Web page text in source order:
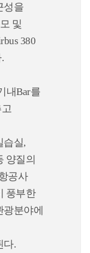
성을
및
380
내Bar를
습실,
양질의
공사
풍부한
분야에
다.